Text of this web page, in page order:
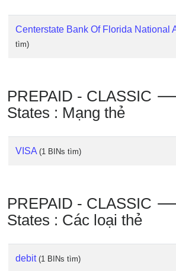
Centerstate Bank Of Florida National
tìm)
PREPAID -
States : Mạng thẻ
VISA (1 BINs tìm)
PREPAID -
States : Các loại thẻ
debit (1 BINs tìm)